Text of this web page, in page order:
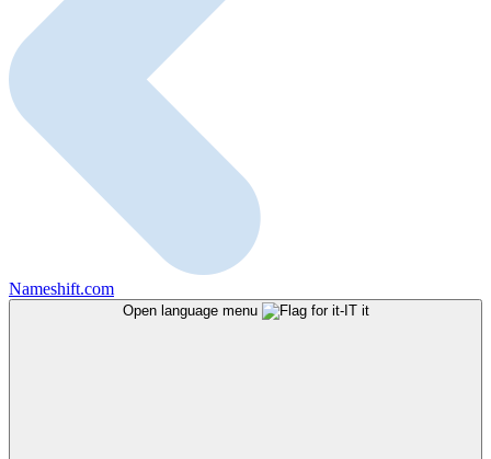
Nameshift.com
Open language menu it